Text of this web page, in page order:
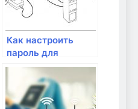
Как настроить
пароль для
беспроводной